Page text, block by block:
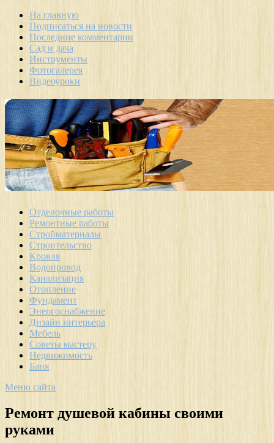
На главную
Подписаться на новости
Последние комментарии
Сад и дача
Инструменты
Фотогалерея
Видеоуроки
Отделочные работы
Ремонтные работы
Стройматериалы
Строительство
Кровля
Водопровод
Канализация
Отопление
Фундамент
Энергоснабжение
Дизайн интерьера
Мебель
Советы мастеру
Недвижимость
Баня
Меню сайта
Ремонт душевой кабины своими
руками